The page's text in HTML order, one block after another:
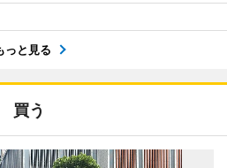
っと見る
買う